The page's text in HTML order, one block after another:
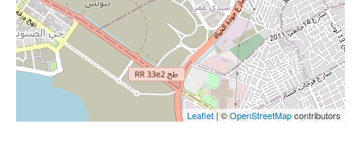
Leaflet| ©OpenStreetMapcontributors